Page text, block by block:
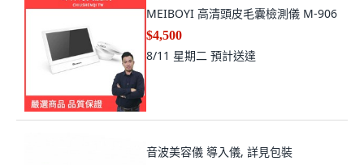
MEIBOYI 高清頭皮毛囊檢測儀 M-906
$4,500
8/11 星期二 預計送達
音波美容儀 導入儀, 詳見包裝